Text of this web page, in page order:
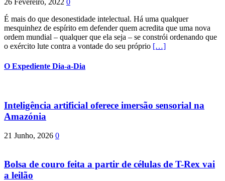
26 Fevereiro, 2022 0
É mais do que desonestidade intelectual. Há uma qualquer
mesquinhez de espírito em defender quem acredita que uma nova
ordem mundial – qualquer que ela seja – se constrói ordenando que
o exército lute contra a vontade do seu próprio […]
O Expediente Dia-a-Dia
Inteligência artificial oferece imersão sensorial na
Amazónia
21 Junho, 2026 0
Bolsa de couro feita a partir de células de T-Rex vai
a leilão